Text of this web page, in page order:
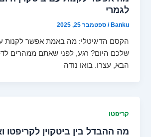
לגמרי
Banku
/ספטמבר 25, 2025
הקסם הדיגיטלי: מה באמת אפשר לקנות
שלכם היום? רגע, לפני שאתם ממהרים
הבא, עצרו. בואו נודה
קריפטו
מה ההבדל בין ביטקוין לקריפטו